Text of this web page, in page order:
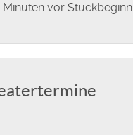
Minuten vor Stückbeginn